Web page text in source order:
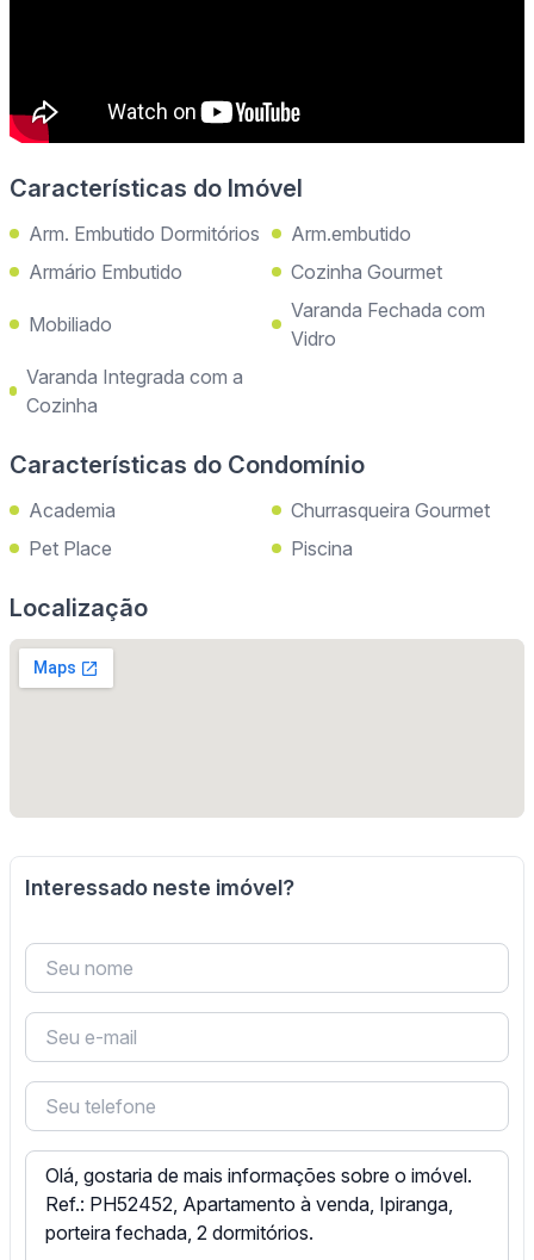
Características do Imóvel
Arm. Embutido Dormitórios
Arm.embutido
Armário Embutido
Cozinha Gourmet
Mobiliado
Varanda Fechada com
Vidro
Varanda Integrada com a
Cozinha
Características do Condomínio
Academia
Churrasqueira Gourmet
Pet Place
Piscina
Localização
Interessado neste imóvel?